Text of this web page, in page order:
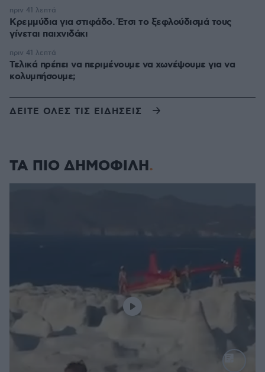
Κρεμμύδια για στιφάδο. Έτσι το ξεφλούδισμά τους
γίνεται παιχνιδάκι
πριν 41 λεπτά
Τελικά πρέπει να περιμένουμε να χωνέψουμε για να
κολυμπήσουμε;
πριν 41 λεπτά
ΔΕΙΤΕ ΟΛΕΣ ΤΙΣ ΕΙΔΗΣΕΙΣ
ΤΑ ΠΙΟ ΔΗΜΟΦΙΛΗ